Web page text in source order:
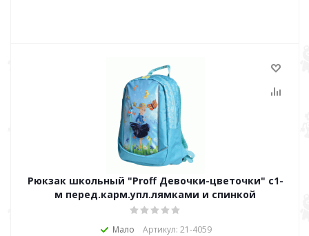
Рюкзак школьный "Proff Девочки-цветочки" с1-
м перед.карм.упл.лямками и спинкой
Мало Артикул: 21-4059